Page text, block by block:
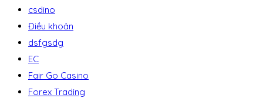
csdino
Điều khoản
dsfgsdg
EC
Fair Go Casino
Forex Trading